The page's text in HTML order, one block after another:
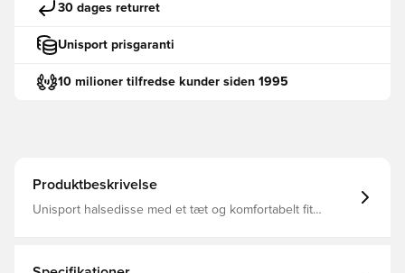
30 dages returret
Unisport prisgaranti
10 milioner tilfredse kunder siden 1995
Produktbeskrivelse
Unisport halsedisse med et tæt og komfortabelt fit